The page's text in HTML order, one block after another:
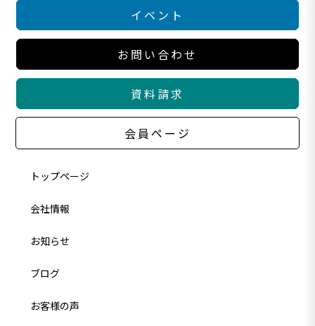
イベント
お問い合わせ
資料請求
会員ページ
トップページ
会社情報
お知らせ
ブログ
お客様の声